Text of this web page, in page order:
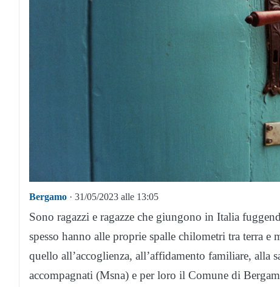
Bergamo · 31/05/2023 alle 13:05
Sono ragazzi e ragazze che giungono in Italia
spesso hanno alle proprie spalle chilometri tra terra
quello all’accoglienza, all’affidamento familiare, alla
accompagnati (Msna) e per loro il Comune di